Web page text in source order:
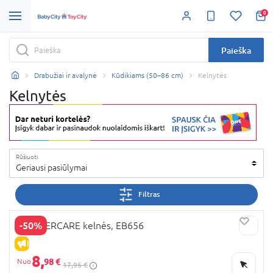
0
Paieška
Drabužiai ir avalynė Kūdikiams (50–86 cm) Kelnytės
Kelnytės
Rūšiuoti
Geriausi pasiūlymai
Filtras
-50%
IŠPARDAVIMAS
MOTHERCARE kelnės, EB656
8,98 € 17,95 €